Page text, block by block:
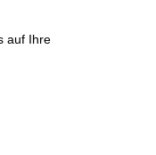
auf Ihre